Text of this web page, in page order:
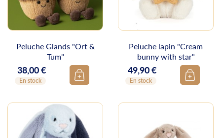
Peluche Glands "Ort &
Tum"
Prix
38,00 €
En stock
Peluche lapin "Cream
bunny with star"
Prix
49,90 €
En stock